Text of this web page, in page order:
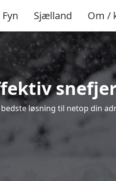
Fyn Sjælland Om /
løsning til netop din